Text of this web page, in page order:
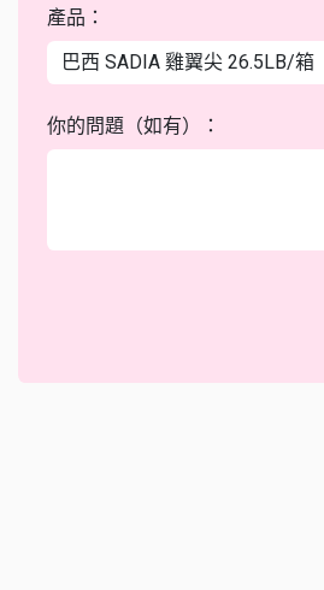
產品：
你的問題（如有）：